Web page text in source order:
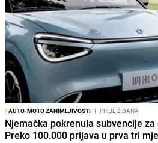
/AUTO-MOTO ZANIMLJIVOSTI I PRIJE 2 DANA
Njemačka pokrenula subvencije
Preko 100.000 prijava u prva tri